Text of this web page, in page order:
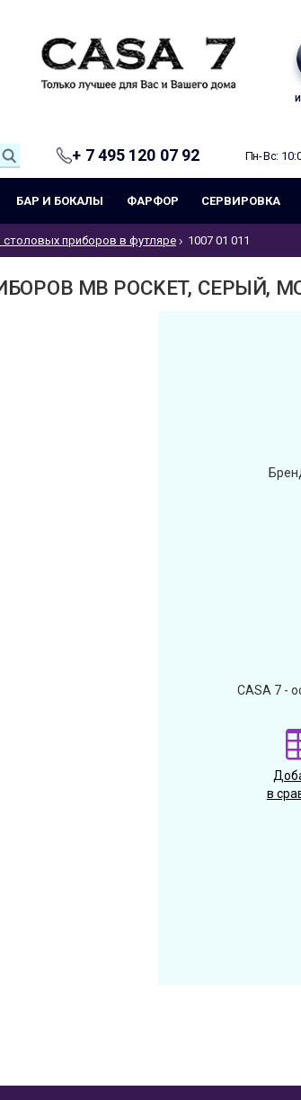
+ 7 495 120 07 92 Пн-Вс:
БАР И БОКАЛЫ ФАРФОР СЕРВИРОВКА
приборов в футляре 1007 01 011
MB POCKET, СЕРЫЙ,
CASA 7 -
в